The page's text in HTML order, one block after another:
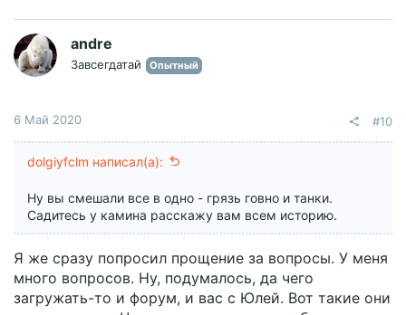
ц
и
и
:
andre
Завсегдатай Опытный
6 Май 2020 #10
dolgiyfclm написал(а):
Ну вы смешали все в одно - грязь говно и танки.
Садитесь у камина расскажу вам всем историю.
Я же сразу попросил прощение за вопросы. У меня
много вопросов. Ну, подумалось, да чего
загружать-то и форум, и вас с Юлей. Вот такие они